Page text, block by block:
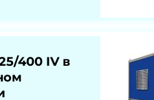
400 IV в